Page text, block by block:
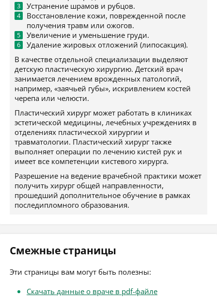
Устранение шрамов и рубцов.
Восстановление кожи, поврежденной после
получения травм или ожогов.
Увеличение и уменьшение груди.
Удаление жировых отложений (липосакция).
В качестве отдельной специализации выделяют
детскую пластическую хирургию. Детский врач
занимается лечением врожденных патологий,
например, «заячьей губы», искривлением костей
черепа или челюсти.
Пластический хирург может работать в клиниках
эстетической медицины, лечебных учреждениях в
отделениях пластической хирургии и
травматологии. Пластический хирург также
выполняет операции по лечению кистей рук и
имеет все компетенции кистевого хирурга.
Разрешение на ведение врачебной практики может
получить хирург общей направленности,
прошедший дополнительное обучение в рамках
последипломного образования.
Смежные страницы
Эти страницы вам могут быть полезны:
Скачать данные о враче в pdf-файле